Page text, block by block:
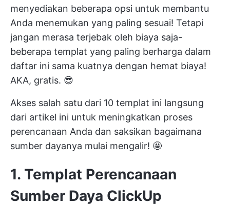
menyediakan beberapa opsi untuk membantu
Anda menemukan yang paling sesuai! Tetapi
jangan merasa terjebak oleh biaya saja-
beberapa templat yang paling berharga dalam
daftar ini sama kuatnya dengan hemat biaya!
AKA, gratis. 😎
Akses salah satu dari 10 templat ini langsung
dari artikel ini untuk meningkatkan proses
perencanaan Anda dan saksikan bagaimana
sumber dayanya mulai mengalir! 🤩
1. Templat Perencanaan
Sumber Daya ClickUp